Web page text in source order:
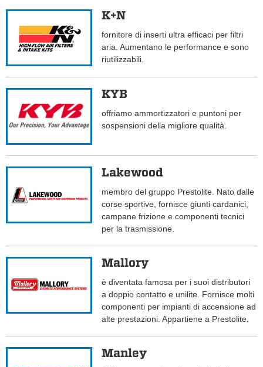
K+N
fornitore di inserti ultra efficaci per filtri
aria. Aumentano le performance e sono
riutilizzabili.
KYB
offriamo ammortizzatori e puntoni per
sospensioni della migliore qualità.
Lakewood
membro del gruppo Prestolite. Nato dalle
corse sportive, fornisce giunti cardanici,
campane frizione e componenti tecnici
per la trasmissione.
Mallory
è diventata famosa per i suoi distributori
a doppio contatto e unilite. Fornisce molti
componenti per impianti di accensione ad
alte prestazioni. Appartiene a Prestolite.
Manley